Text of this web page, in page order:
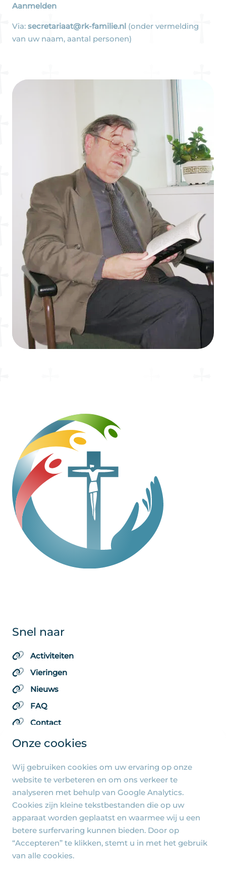
Onze cookies
Wij gebruiken cookies om uw ervaring op onze
website te verbeteren en om ons verkeer te
analyseren met behulp van Google Analytics.
Cookies zijn kleine tekstbestanden die op uw
apparaat worden geplaatst en waarmee wij u een
betere surfervaring kunnen bieden. Door op
“Accepteren” te klikken, stemt u in met het gebruik
van alle cookies.
Aanmelden
Via: secretariaat@rk-familie.nl (onder vermelding
van uw naam, aantal personen)
Snel naar
Activiteiten
Vieringen
Nieuws
FAQ
Contact
Algemene pagina's
Privacy beleid
Cookie-instellingen